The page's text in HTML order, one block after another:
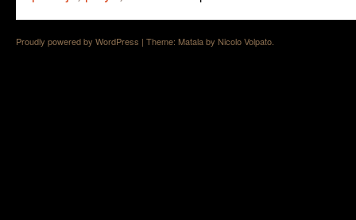
Proudly powered by WordPress | Theme: Matala by Nicolo Volpato